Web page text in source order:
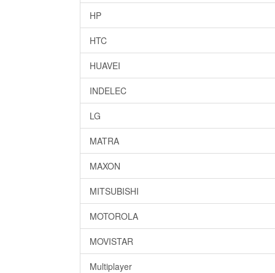
HP
HTC
HUAVEI
INDELEC
LG
MATRA
MAXON
MITSUBISHI
MOTOROLA
MOVISTAR
Multiplayer